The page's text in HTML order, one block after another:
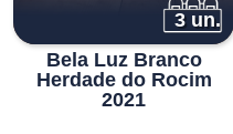
3 un.
Bela Luz Branco
Herdade do Rocim
2021